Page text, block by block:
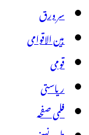
سر ورق
بین الاقوامی
قومی
ریاستی
فلمی صفحہ